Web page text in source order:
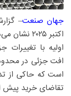
جهان صنعت–
اکتبر
اولیه با
است که حاکی از
تقاضای خرید پیش